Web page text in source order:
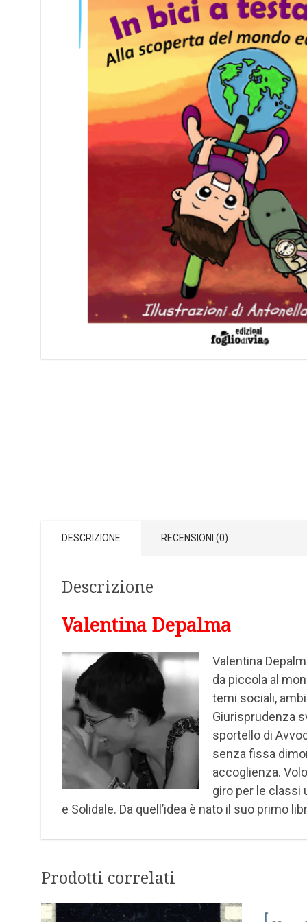
DESCRIZIONE RECENSIONI (0)
Descrizione
Valentina Depalma
Valentina
da piccola al
temi sociali,
Giurisprudenza
sportello di
senza fissa
accoglienza.
giro per le classi
e Solidale. Da quell’idea è nato il suo primo
Prodotti correlati